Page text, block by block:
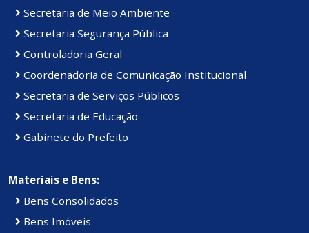
Secretaria de Meio Ambiente
Secretaria Segurança Pública
Controladoria Geral
Coordenadoria de Comunicação Institucional
Secretaria de Serviços Públicos
Secretaria de Educação
Gabinete do Prefeito
Materiais e Bens:
Bens Consolidados
Bens Imóveis